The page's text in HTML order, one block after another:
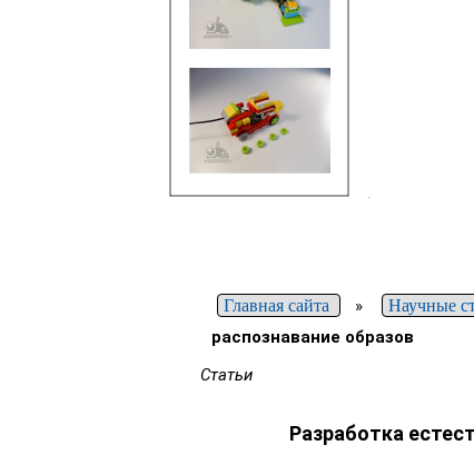
Главная сайта » Научные
распознавание образов
Статьи
Разработка